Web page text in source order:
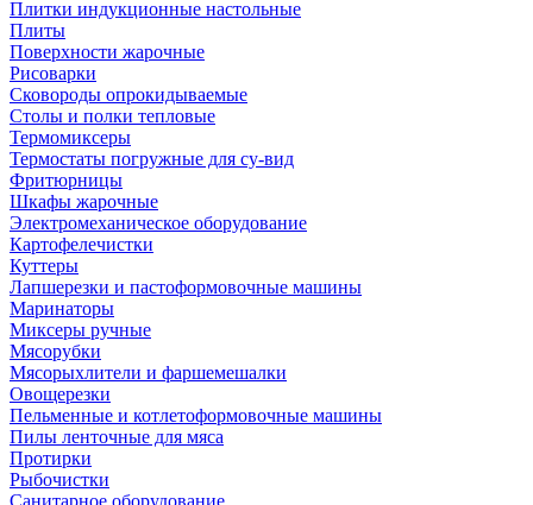
Плитки индукционные настольные
Плиты
Поверхности жарочные
Рисоварки
Сковороды опрокидываемые
Столы и полки тепловые
Термомиксеры
Термостаты погружные для су-вид
Фритюрницы
Шкафы жарочные
Электромеханическое оборудование
Картофелечистки
Куттеры
Лапшерезки и пастоформовочные машины
Маринаторы
Миксеры ручные
Мясорубки
Мясорыхлители и фаршемешалки
Овощерезки
Пельменные и котлетоформовочные машины
Пилы ленточные для мяса
Протирки
Рыбочистки
Санитарное оборудование